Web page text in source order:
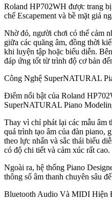
Roland HP702WH được trang
chế Escapement và bề mặt giả
Nhờ đó, người chơi có thể cảm
giữa các quãng âm, đồng thời
khi luyện tập hoặc biểu diễn.
đáp ứng tốt từ trình độ cơ bản
Công Nghệ SuperNATURAL
Điểm nổi bật của Roland
SuperNATURAL Piano
Thay vì chỉ phát lại các mẫu âm
quá trình tạo âm của đàn piano,
theo lực nhấn và sắc thái biểu
có độ chi tiết và cảm xúc rất cao.
Ngoài ra, hệ thống Piano
thông số âm thanh chuyên sâu
Bluetooth Audio Và MIDI Hiện